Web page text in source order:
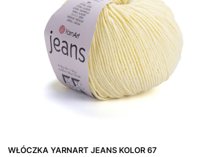
WŁÓCZKA YARNART JEANS KOLOR 67